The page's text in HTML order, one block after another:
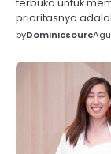
prioritasnya
byDominicsourc